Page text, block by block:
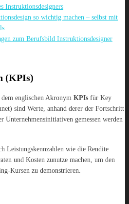
Instruktionsdesigners
so wichtig machen – selbst mit
zum Berufsbild Instruktionsdesigner
(KPIs)
englischen Akronym KPIs für Key
sind Werte, anhand derer der Fortschritt
Unternehmensinitiativen gemessen werden
Leistungskennzahlen wie die Rendite
und Kosten zunutze machen, um den
Kursen zu demonstrieren.